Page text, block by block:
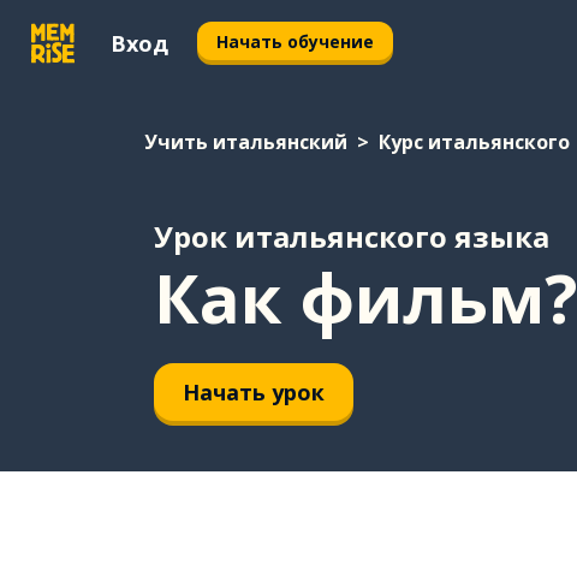
Вход Начать обучение
Учить итальянский Курс итальянского
Урок итальянского языка
Как фильм?
Начать урок